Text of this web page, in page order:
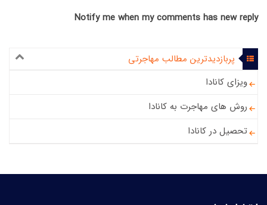
Notify me when my comments has new reply
پربازدیدترین مطالب مهاجرتی
ویزای کانادا
روش های مهاجرت به کانادا
تحصیل در کانادا